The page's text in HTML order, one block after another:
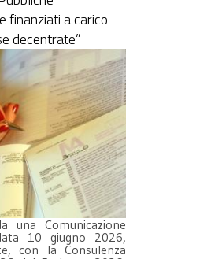
finanziati a carico
decentrate”
una Comunicazione
10 giugno 2026,
con la Consulenza